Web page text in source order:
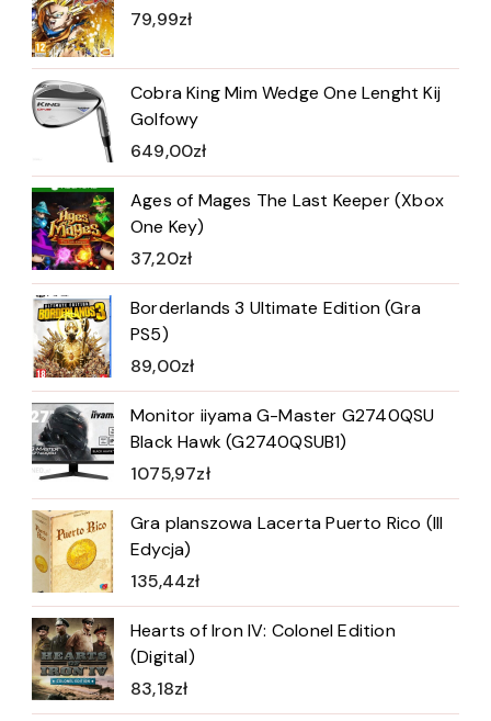
79,99zł
Cobra King Mim Wedge One Lenght Kij
Golfowy
649,00zł
Ages of Mages The Last Keeper (Xbox
One Key)
37,20zł
Borderlands 3 Ultimate Edition (Gra
PS5)
89,00zł
Monitor iiyama G-Master G2740QSU
Black Hawk (G2740QSUB1)
1075,97zł
Gra planszowa Lacerta Puerto Rico (III
Edycja)
135,44zł
Hearts of Iron IV: Colonel Edition
(Digital)
83,18zł